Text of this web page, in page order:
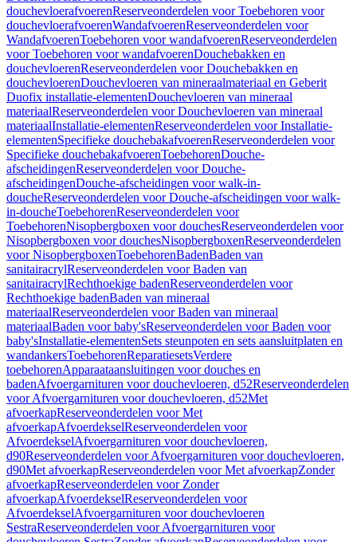
douchevloerafvoerenReserveonderdelen voor Toebehoren voor
douchevloerafvoerenWandafvoerenReserveonderdelen voor
WandafvoerenToebehoren voor wandafvoerenReserveonderdelen
voor Toebehoren voor wandafvoerenDouchebakken en
douchevloerenReserveonderdelen voor Douchebakken en
douchevloerenDouchevloeren van mineraalmateriaal en Geberit
Duofix installatie-elementenDouchevloeren van mineraal
materiaalReserveonderdelen voor Douchevloeren van mineraal
materiaalInstallatie-elementenReserveonderdelen voor Installatie-
elementenSpecifieke douchebakafvoerenReserveonderdelen voor
Specifieke douchebakafvoerenToebehorenDouche-
afscheidingenReserveonderdelen voor Douche-
afscheidingenDouche-afscheidingen voor walk-in-
doucheReserveonderdelen voor Douche-afscheidingen voor walk-
in-doucheToebehorenReserveonderdelen voor
ToebehorenNisopbergboxen voor douchesReserveonderdelen voor
Nisopbergboxen voor douchesNisopbergboxenReserveonderdelen
voor NisopbergboxenToebehorenBadenBaden van
sanitairacrylReserveonderdelen voor Baden van
sanitairacrylRechthoekige badenReserveonderdelen voor
Rechthoekige badenBaden van mineraal
materiaalReserveonderdelen voor Baden van mineraal
materiaalBaden voor baby'sReserveonderdelen voor Baden voor
baby'sInstallatie-elementenSets steunpoten en sets aansluitplaten en
wandankersToebehorenReparatiesetsVerdere
toebehorenApparaataansluitingen voor douches en
badenAfvoergarnituren voor douchevloeren, d52Reserveonderdelen
voor Afvoergarnituren voor douchevloeren, d52Met
afvoerkapReserveonderdelen voor Met
afvoerkapAfvoerdekselReserveonderdelen voor
AfvoerdekselAfvoergarnituren voor douchevloeren,
d90Reserveonderdelen voor Afvoergarnituren voor douchevloeren,
d90Met afvoerkapReserveonderdelen voor Met afvoerkapZonder
afvoerkapReserveonderdelen voor Zonder
afvoerkapAfvoerdekselReserveonderdelen voor
AfvoerdekselAfvoergarnituren voor douchevloeren
SestraReserveonderdelen voor Afvoergarnituren voor